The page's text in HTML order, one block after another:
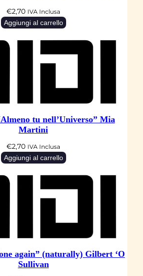
€2,70 IVA Inclusa
Aggiungi al carrello
tu nell’Universo” Mia
Martini
€2,70 IVA Inclusa
Aggiungi al carrello
again” (naturally) Gilbert ‘O
Sullivan